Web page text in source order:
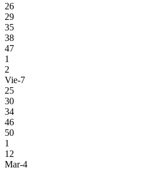
26
29
35
38
47
1
2
Vie-7
25
30
34
46
50
1
12
Mar-4